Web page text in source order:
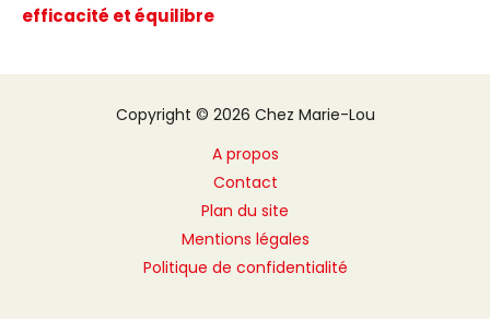
efficacité et équilibre
Copyright © 2026 Chez Marie-Lou
A propos
Contact
Plan du site
Mentions légales
Politique de confidentialité